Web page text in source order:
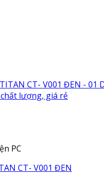
PC
CT- V001 ĐEN